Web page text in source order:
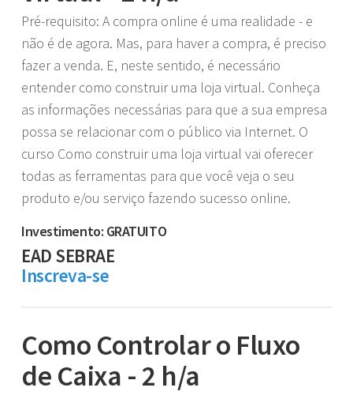
Pré-requisito: A compra online é uma realidade - e
não é de agora. Mas, para haver a compra, é preciso
fazer a venda. E, neste sentido, é necessário
entender como construir uma loja virtual. Conheça
as informações necessárias para que a sua empresa
possa se relacionar com o público via Internet. O
curso Como construir uma loja virtual vai oferecer
todas as ferramentas para que você veja o seu
produto e/ou serviço fazendo sucesso online.
Investimento: GRATUITO
EAD SEBRAE
Inscreva-se
Como Controlar o Fluxo
de Caixa - 2 h/a